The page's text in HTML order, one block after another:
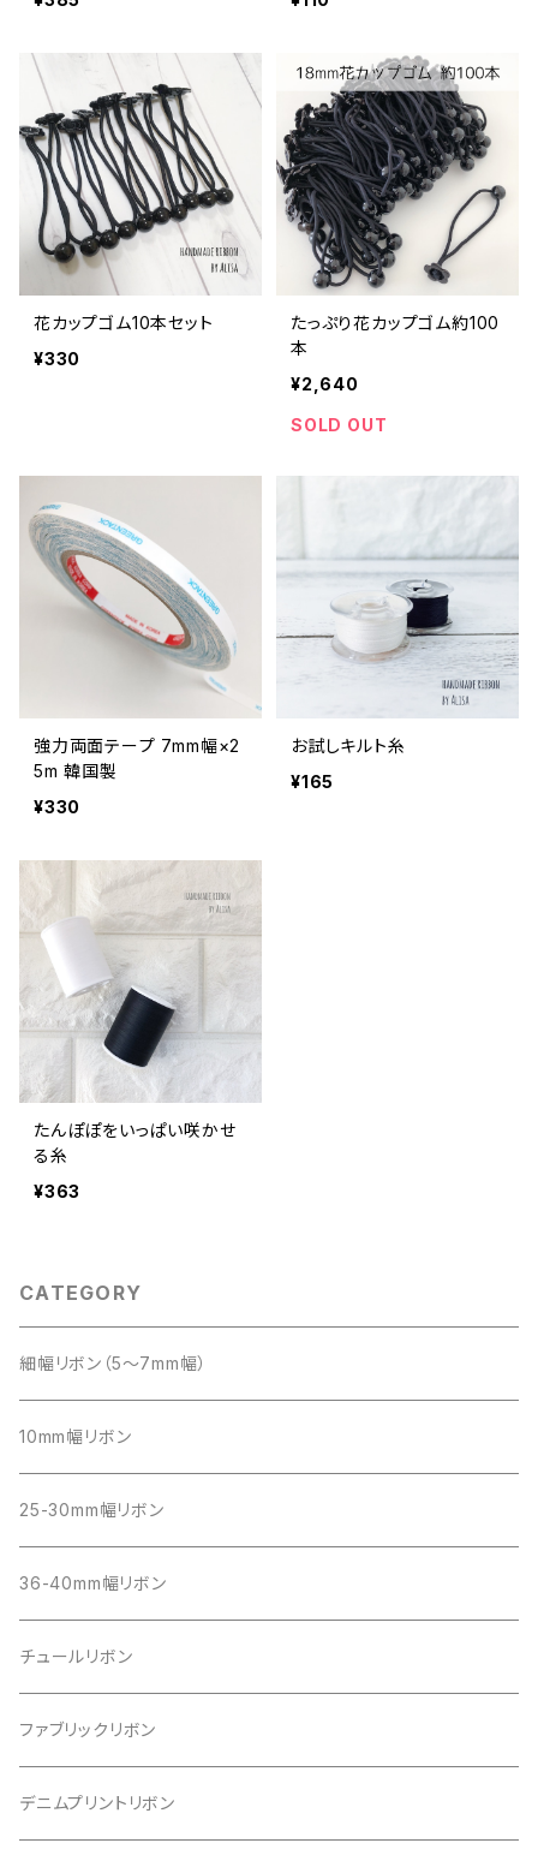
花カップゴム10本セット
¥330
たっぷり花カップゴム約100
本
¥2,640
SOLD OUT
強力両面テープ 7mm幅×2
5m 韓国製
¥330
お試しキルト糸
¥165
たんぽぽをいっぱい咲かせ
る糸
¥363
CATEGORY
細幅リボン（5～7mm幅）
10mm幅リボン
25-30mm幅リボン
36-40mm幅リボン
チュールリボン
ファブリックリボン
デニムプリントリボン